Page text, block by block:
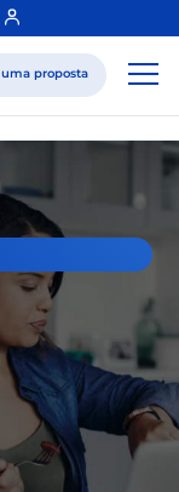
proposta